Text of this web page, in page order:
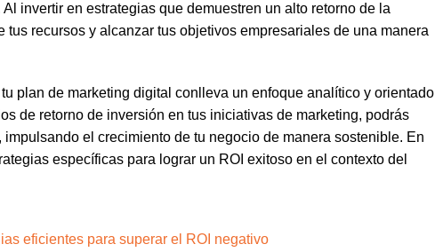
invertir en estrategias que demuestren un alto retorno de la
recursos y alcanzar tus objetivos empresariales de una manera
plan de marketing digital conlleva un enfoque analítico y orientado
de retorno de inversión en tus iniciativas de marketing, podrás
el crecimiento de tu negocio de manera sostenible. En
específicas para lograr un ROI exitoso en el contexto del
eficientes para superar el ROI negativo